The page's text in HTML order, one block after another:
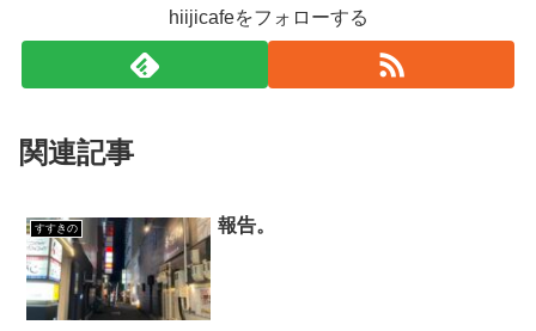
hiijicafeをフォローする
関連記事
すすきの 報告。